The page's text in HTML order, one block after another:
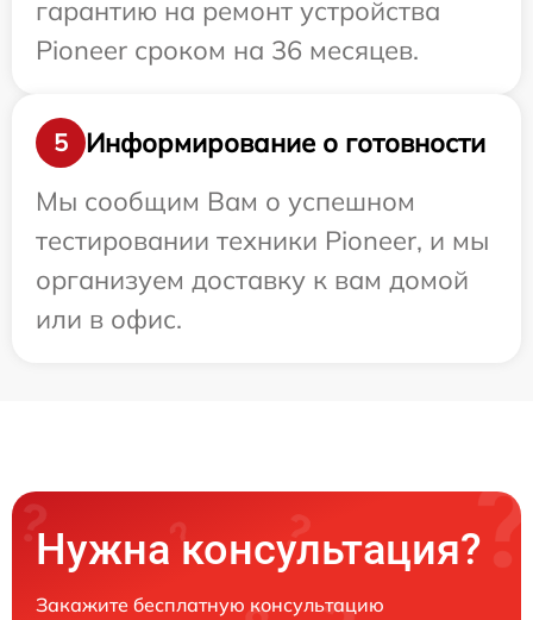
гарантию на ремонт устройства
Pioneer сроком на 36 месяцев.
5
Информирование о готовности
Мы сообщим Вам о успешном
тестировании техники Pioneer, и мы
организуем доставку к вам домой
или в офис.
Нужна консультация?
Закажите бесплатную консультацию